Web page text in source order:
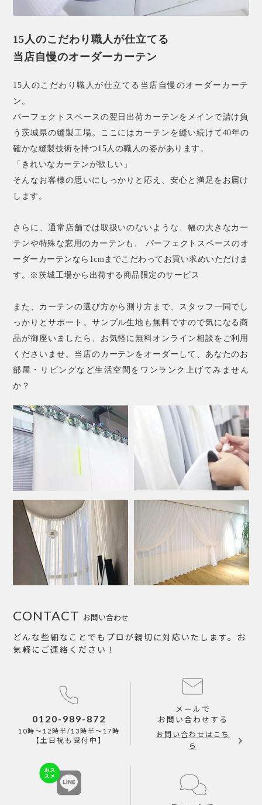
15人のこだわり職人が仕立てる
当店自慢のオーダーカーテン
15人のこだわり職人が仕立てる当店自慢のオーダーカーテ
ン。
パーフェクトスペースの翌日出荷カーテンをメインで請け負
う茨城県の縫製工場。ここにはカーテンを縫い続けて40年の
確かな縫製技術を持つ15人の職人の姿があります。
「きれいなカーテンが欲しい」
そんなお客様の思いにしっかりと応え、安心と満足をお届け
します。
さらに、通常店舗では取扱いのないような、幅の大きなカー
テンや特殊な窓用のカーテンも、 パーフェクトスペースのオ
ーダーカーテンなら1cmまでこだわってお買い求めいただけま
す。※茨城工場から出荷する商品限定のサービス
また、カーテンの選び方から測り方まで、スタッフ一同でし
っかりとサポート。サンプル生地も無料ですので気になる商
品が御座いましたら、お気軽に無料オンライン相談をご利用
くださいませ。当店のカーテンをオーダーして、あなたのお
部屋・リビングなど生活空間をワンランク上げてみません
か？
お問い合わせ
CONTACT
どんな些細なことでもプロが親切に対応いたします。お
気軽にご連絡ください！
0120-989-872
10時～12時半/13時半～17時
【土日祝も受付中】
メールで
お問い合わせする
お問い合わせはこち
ら